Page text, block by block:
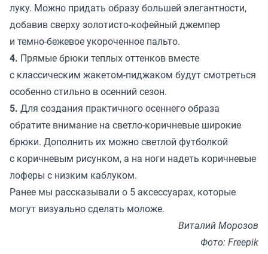
луку. Можно придать образу большей элегантности,
добавив сверху золотисто-кофейный джемпер
и темно-бежевое укороченное пальто.
4. Прямые брюки теплых оттенков вместе
с классическим жакетом-пиджаком будут смотреться
особенно стильно в осенний сезон.
5. Для создания практичного осеннего образа
обратите внимание на светло-коричневые широкие
брюки. Дополнить их можно светлой футболкой
с коричневым рисунком, а на ноги надеть коричневые
лоферы с низким каблуком.
Ранее мы рассказывали о 5 аксессуарах, которые
могут визуально сделать моложе.
Виталий Морозов
Фото: Freepik